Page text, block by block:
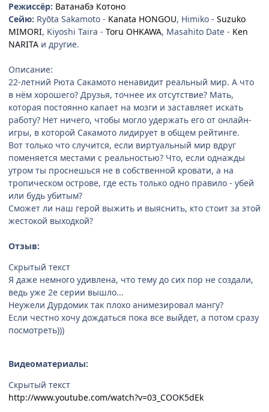
Режиссёр: Ватанабэ Котоно
Сейю: Ryōta Sakamoto - Kanata HONGOU, Himiko - Suzuko
MIMORI, Kiyoshi Taira - Toru OHKAWA, Masahito Date - Ken
NARITA и другие.
Описание:
22-летний Рюта Сакамото ненавидит реальный мир. А что
в нём хорошего? Друзья, точнее их отсутствие? Мать,
которая постоянно капает на мозги и заставляет искать
работу? Нет ничего, чтобы могло удержать его от онлайн-
игры, в которой Сакамото лидирует в общем рейтинге.
Вот только что случится, если виртуальный мир вдруг
поменяется местами с реальностью? Что, если однажды
утром ты проснешься не в собственной кровати, а на
тропическом острове, где есть только одно правило - убей
или будь убитым?
Сможет ли наш герой выжить и выяснить, кто стоит за этой
жестокой выходкой?
Отзыв:
Скрытый текст
Я даже немного удивлена, что тему до сих пор не создали,
ведь уже 2е серии вышло...
Неужели Дурдомик так плохо анимезировал мангу?
Если честно хочу дождаться пока все выйдет, а потом сразу
посмотреть)))
Видеоматериалы:
Скрытый текст
http://www.youtube.com/watch?v=03_COOK5dEk